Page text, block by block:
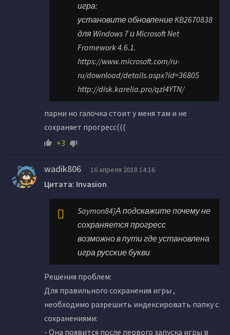
игра:
установите обновление KB2670838
для Windows 7 и Microsoft Net
Framework 4.6.1.
https://www.microsoft.com/ru-
ru/download/details.aspx?id=36805
http://disk.karelia.pro/qzI4YTN/
парни но галочка стоит у меня там и не
сохраняет прогресс(((
+3
wadik806 16 апреля 2018 14:16
Цитата: Invasion
Saymon84]А подскажите почему не
сохраняется прогресс
возможно в пути где установлена
игра русские букви
Решения проблем:
Для правильного сохранения игры ,
необходимо разрешить индексировать папку с
сохранениями:
- Она появится после первого запуска игры в